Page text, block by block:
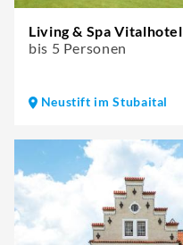
Living & Spa
bis 5 Personen
Neustift im Stubaital